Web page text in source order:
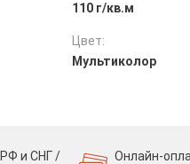
110 г/кв.м
Цвет:
Мультиколор
и СНГ /
Онлайн-